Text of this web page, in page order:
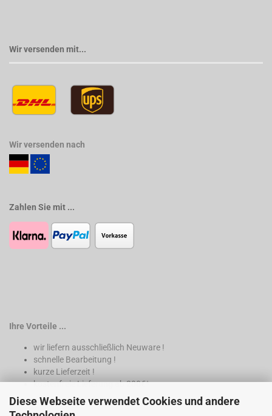
Diese Webseite verwendet Cookies und andere
Wir versenden mit...
Wir versenden nach
Zahlen Sie mit ...
Ihre Vorteile ...
wir liefern ausschließlich Neuware !
schnelle Bearbeitung !
kurze Lieferzeit !
kostenfreie Lieferung ab 200€*
* nur innerhalb Deutschland